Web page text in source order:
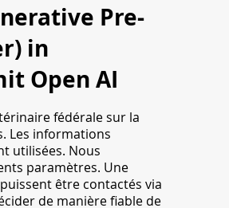
Pre-
in
Open AI
fédérale sur la
Les informations
utilisées. Nous
paramètres. Une
être contactés via
de manière fiable de